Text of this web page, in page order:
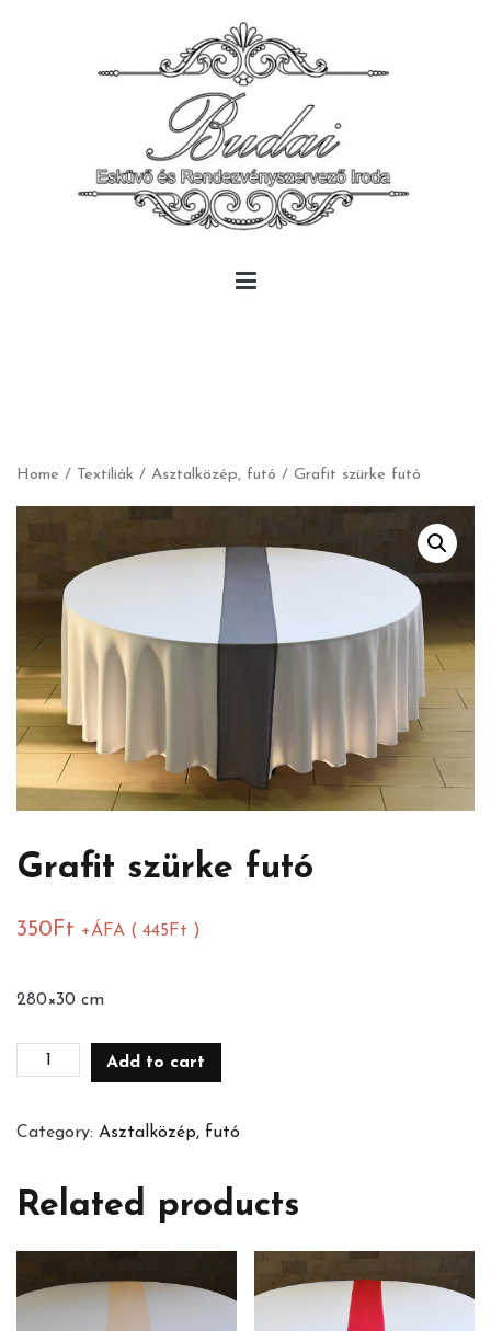
Home / Textíliák / Asztalközép, futó / Grafit szürke futó
Grafit szürke futó
350 Ft +ÁFA ( 445 Ft )
280×30 cm
Grafit
Add to cart
Category: Asztalközép, futó
Related products